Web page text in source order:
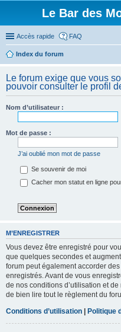
Le Bar des
Accès rapide FAQ
Index du forum
Le forum exige que vous
pouvoir consulter le profil
Nom d’utilisateur :
Mot de passe :
J’ai oublié mon mot de passe
Se souvenir de moi
Cacher mon statut en ligne
M’ENREGISTRER
Vous devez être enregistré pour
que quelques secondes et
forum peut également accorder
enregistrés. Avant de vous
de nos conditions d’utilisation et
de bien lire tout le règlement du
Conditions d’utilisation | Politique